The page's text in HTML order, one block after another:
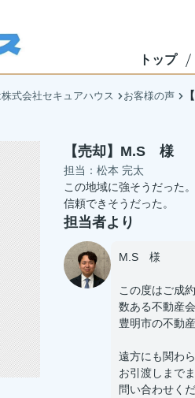
トップ
式会社セキュアハウス お客様の声
【売却】M.S 様
担当：松本 完太
この地域に強そうだった。
信頼できそうだった。
担当者より
M.S 様
この度はご成
数ある不動産
豊明市の不動
遠方にも関わ
お引渡しまで
問い合わせくだ